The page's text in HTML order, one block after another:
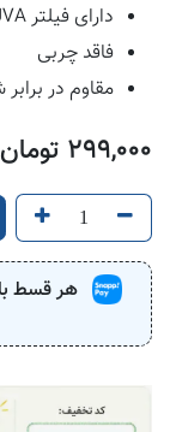
دارای فیلتر UVA و UVB
فاقد چربی
مقاوم در
299,000 تومان
هر قسط